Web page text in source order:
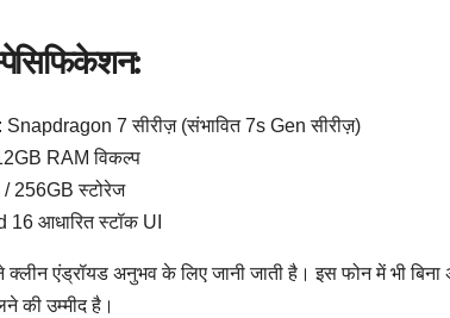
Snapdragon 7 सीरीज़ (संभावित 7s Gen सीरीज़)
RAM विकल्प
256GB स्टोरेज
16 आधारित स्टॉक UI
एंड्रॉयड अनुभव के लिए जानी जाती है। इस फोन में भी
की उम्मीद है।